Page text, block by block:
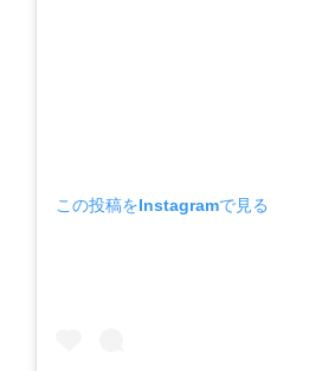
この投稿をInstagramで見る